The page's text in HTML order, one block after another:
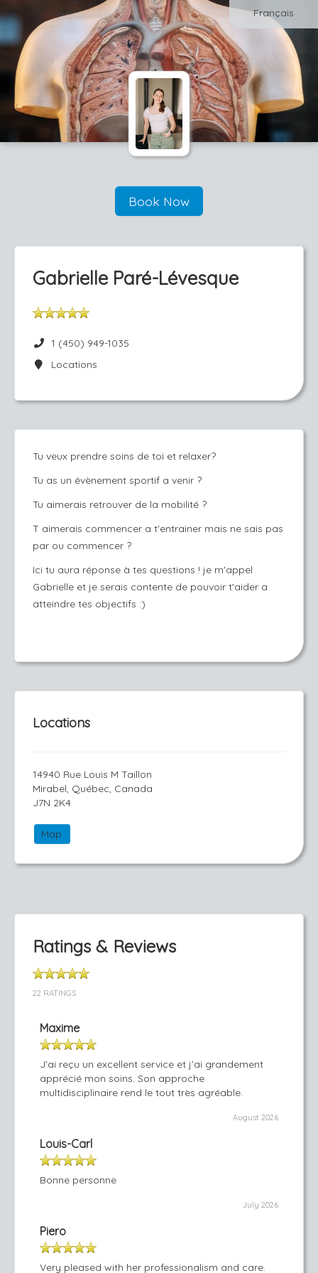
Français
Book Now
Gabrielle Paré-Lévesque
1 (450) 949-1035
Locations
Tu veux prendre soins de toi et relaxer?
Tu as un évènement sportif a venir ?
Tu aimerais retrouver de la mobilité ?
T aimerais commencer a t'entrainer mais ne sais pas
par ou commencer ?
Ici tu aura réponse à tes questions ! je m'appel
Gabrielle et je serais contente de pouvoir t'aider a
atteindre tes objectifs :)
Locations
14940 Rue Louis M Taillon
Mirabel, Québec, Canada
J7N 2K4
Map
Ratings & Reviews
22 RATINGS
Maxime
J’ai reçu un excellent service et j’ai grandement
apprécié mon soins. Son approche
multidisciplinaire rend le tout très agréable.
August 2026
Louis-Carl
Bonne personne
July 2026
Piero
Very pleased with her professionalism and care.